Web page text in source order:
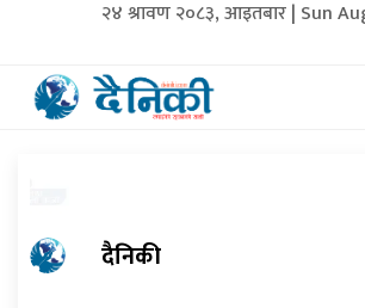
२४ श्रावण २०८३, आइतबार | Sun
दैनिकी